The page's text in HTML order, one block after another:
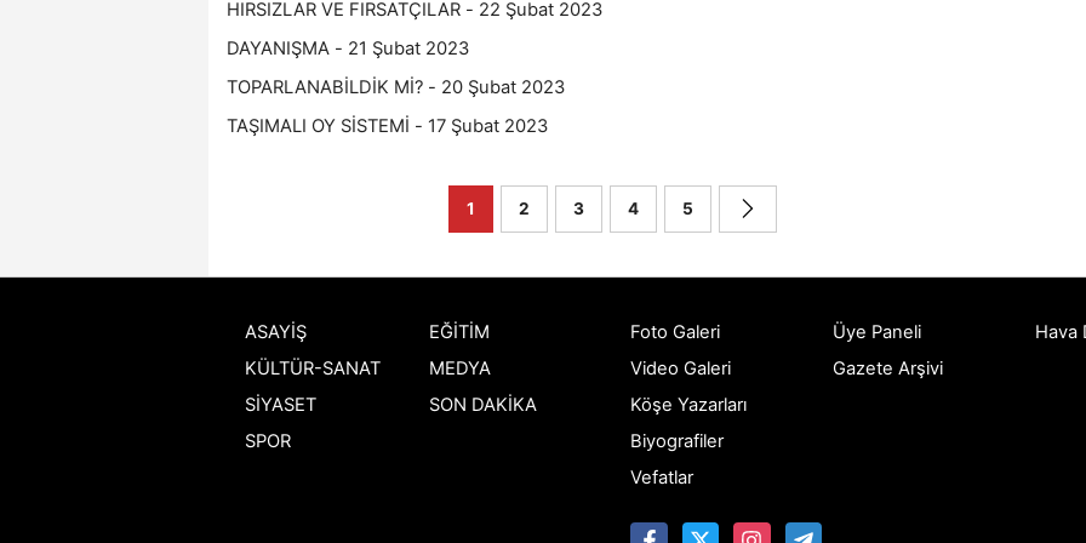
HIRSIZLAR VE FIRSATÇILAR - 22 Şubat 2023
DAYANIŞMA - 21 Şubat 2023
TOPARLANABİLDİK Mİ? - 20 Şubat 2023
TAŞIMALI OY SİSTEMİ - 17 Şubat 2023
1 2 3 4 5
ASAYİŞ
EĞİTİM
KÜLTÜR-SANAT
MEDYA
SİYASET
SON DAKİKA
SPOR
Foto Galeri
Video Galeri
Köşe Yazarları
Biyografiler
Vefatlar
Üye Paneli
Gazete Arşivi
Hava